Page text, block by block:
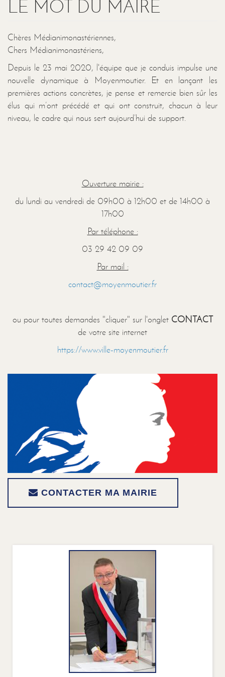
LE MOT DU MAIRE
Chères Médianimonastériennes,
Chers Médianimonastériens,
Depuis le 23 mai 2020, l'équipe que je conduis impulse une
nouvelle dynamique à Moyenmoutier. Et en lançant les
premières actions concrètes, je pense et remercie bien sûr les
élus qui m’ont précédé et qui ont construit, chacun à leur
niveau, le cadre qui nous sert aujourd’hui de support.
Ouverture mairie :
du lundi au vendredi de 09h00 à 12h00 et de 14h00 à
17h00
Par téléphone :
03 29 42 09 09
Par mail :
contact@moyenmoutier.fr
ou pour toutes demandes "cliquer" sur l'onglet CONTACT
de votre site internet
https://www.ville-moyenmoutier.fr
CONTACTER MA MAIRIE